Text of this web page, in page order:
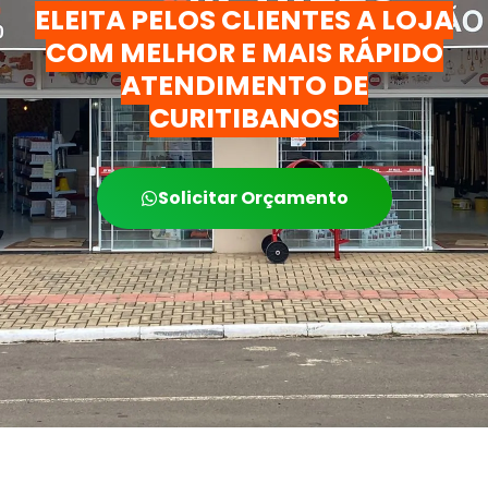
ELEITA PELOS CLIENTES A LOJA
COM MELHOR E MAIS RÁPIDO
ATENDIMENTO DE
CURITIBANOS
Solicitar Orçamento